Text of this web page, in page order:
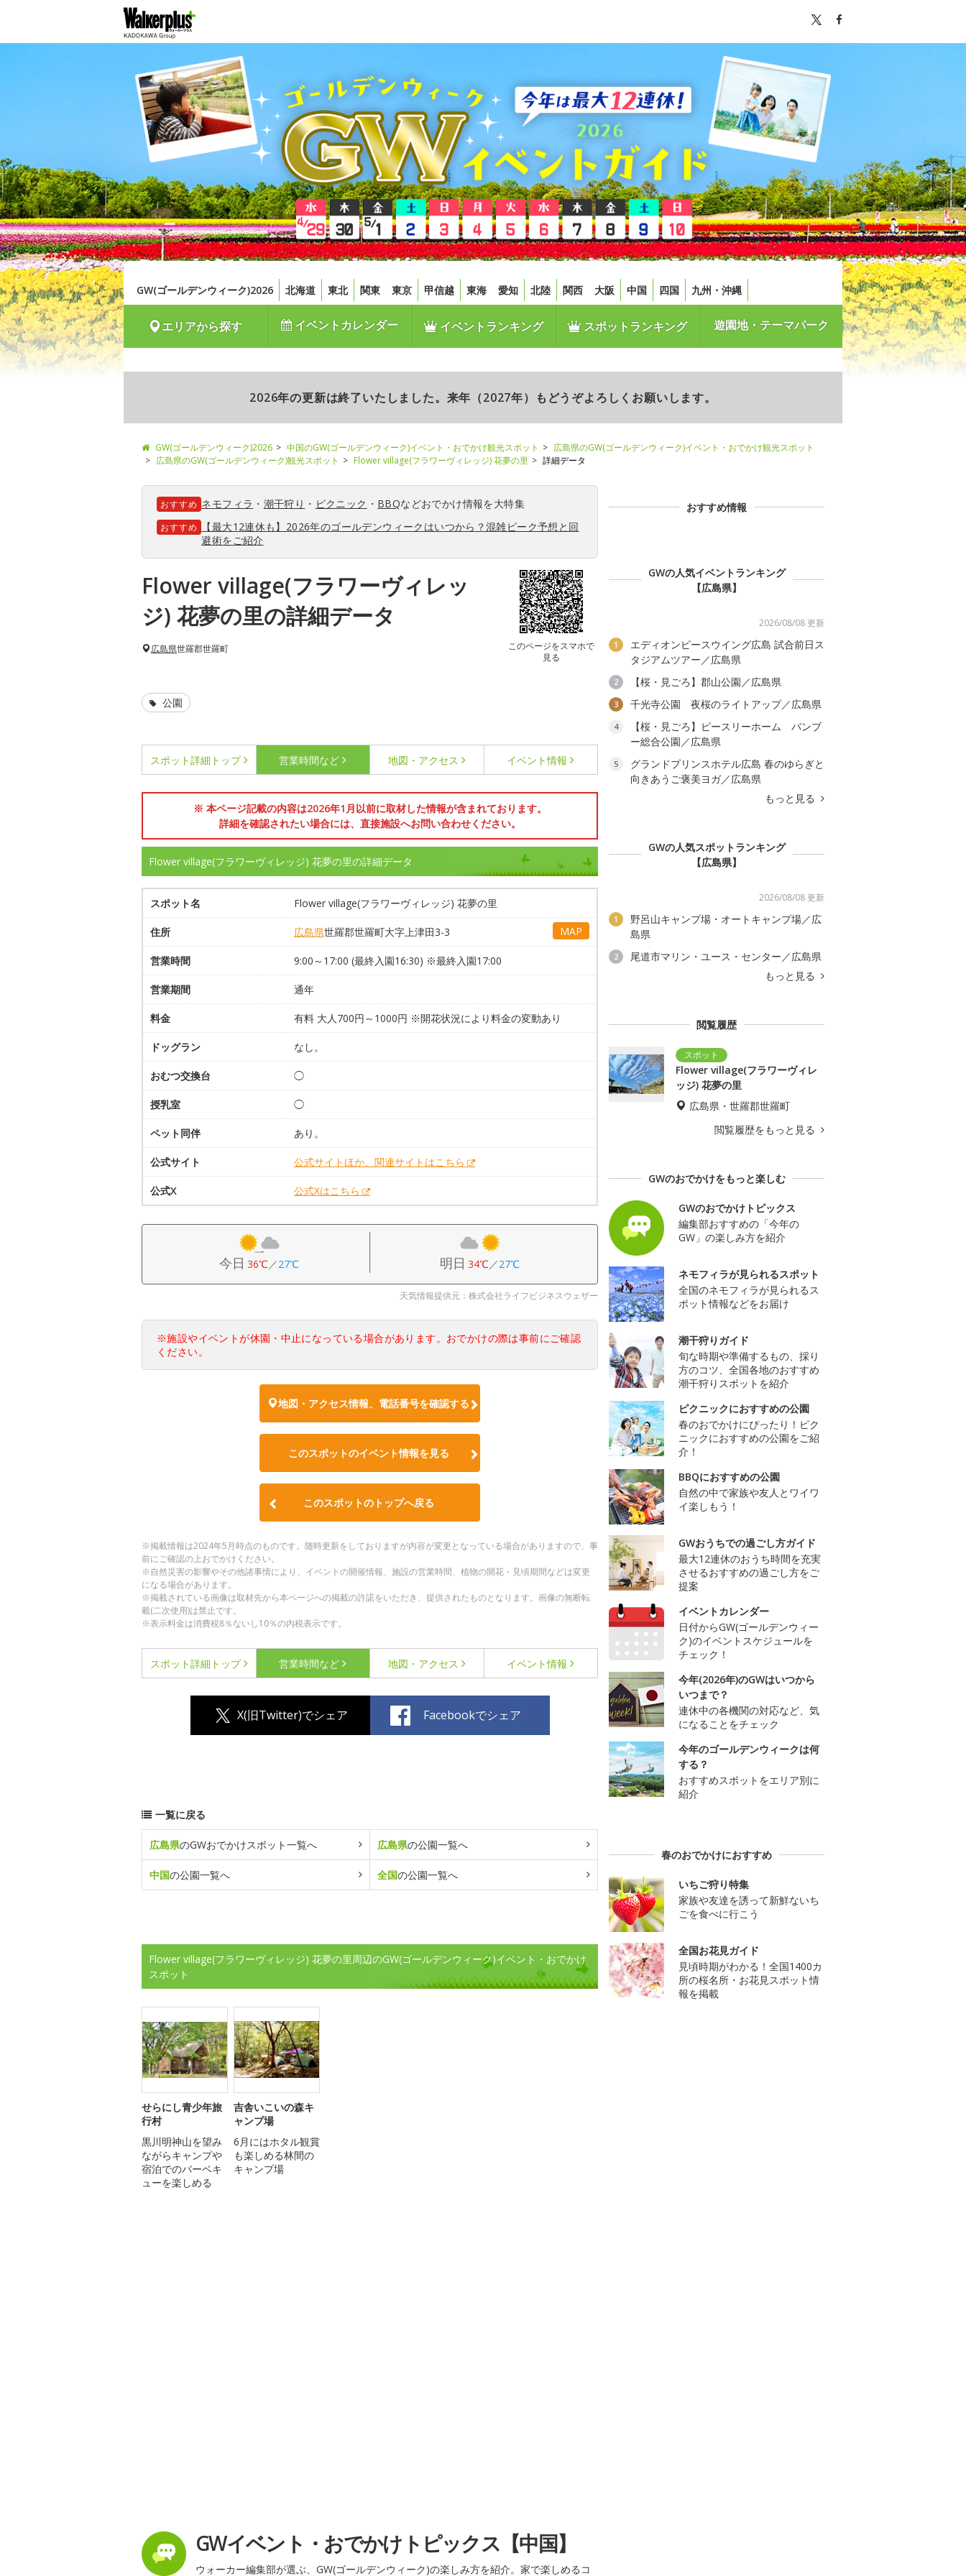
GW(ゴールデンウィーク)2026 北海道 東北 関東 東京 甲信越 東海 愛知 北陸 関西 大阪 中国 四国 九州・沖縄
エリアから探す イベントカレンダー イベントランキング スポットランキング 遊園地・テーマパーク
2026年の更新は終了いたしました。来年（2027年）もどうぞよろしくお願いします。
GW(ゴールデンウィーク)2026 中国のGW(ゴールデンウィーク)イベント・おでかけ観光スポット
広島県のGW(ゴールデンウィーク)イベント・おでかけ観光スポット
広島県のGW(ゴールデンウィーク)観光スポット
Flower village(フラワーヴィレッジ) 花夢の里 詳細データ
おすすめ ネモフィラ ・ 潮干狩り ・ ピクニック ・ BBQなどおでかけ情報を大特集
おすすめ
【最大12連休も】2026年のゴールデンウィークはいつから？混雑ピーク予想と回
避術をご紹介
Flower village(フラワーヴィレッ
ジ) 花夢の里の詳細データ
このページをスマホで
見る
広島県世羅郡世羅町
公園
スポット詳細 トップ 営業時間など 地図・アクセス イベント情報
※ 本ページ記載の内容は2026年1月以前に取材した情報が含まれております。
詳細を確認されたい場合には、直接施設へお問い合わせください。
Flower village(フラワーヴィレッジ) 花夢の里の詳細データ
スポット名 Flower village(フラワーヴィレッジ) 花夢の里
住所 広島県世羅郡世羅町大字上津田3-3 MAP
営業時間 9:00～17:00 (最終入園16:30) ※最終入園17:00
営業期間 通年
料金 有料 大人700円～1000円 ※開花状況により料金の変動あり
ドッグラン なし。
おむつ交換台 ◯
授乳室 ◯
ペット同伴 あり。
公式サイト 公式サイトほか、関連サイトはこちら
公式X 公式Xはこちら
今日 36℃／27℃ 明日 34℃／27℃
天気情報提供元：株式会社ライフビジネスウェザー
※施設やイベントが休園・中止になっている場合があります。おでかけの際は事前にご確認
ください。
地図・アクセス情報、電話番号を確認する
このスポットのイベント情報を見る
このスポットのトップへ戻る
※掲載情報は2024年5月時点のものです。随時更新をしておりますが内容が変更となっている場合がありますので、事
前にご確認の上おでかけください。
※自然災害の影響やその他諸事情により、イベントの開催情報、施設の営業時間、植物の開花・見頃期間などは変更
になる場合があります。
※掲載されている画像は取材先から本ページへの掲載の許諾をいただき、提供されたものとなります。画像の無断転
載(二次使用)は禁止です。
※表示料金は消費税8％ないし10％の内税表示です。
スポット詳細 トップ 営業時間など 地図・アクセス イベント情報
X(旧Twitter)でシェア Facebookでシェア
一覧に戻る
広島県のGWおでかけスポット一覧へ 広島県の公園一覧へ
中国の公園一覧へ 全国の公園一覧へ
Flower village(フラワーヴィレッジ) 花夢の里周辺のGW(ゴールデンウィーク)イベント・おでかけ
スポット
せらにし青少年旅
行村
黒川明神山を望み
ながらキャンプや
宿泊でのバーベキ
ューを楽しめる
吉舎いこいの森キ
ャンプ場
6月にはホタル観賞
も楽しめる林間の
キャンプ場
GWイベント・おでかけトピックス【中国】
ウォーカー編集部が選ぶ、GW(ゴールデンウィーク)の楽しみ方を紹介。家で楽しめるコ
おすすめ情報
GWの人気イベントランキング
【広島県】
2026/08/08 更新
1
エディオンピースウイング広島 試合前日ス
タジアムツアー／広島県
2 【桜・見ごろ】郡山公園／広島県
3 千光寺公園 夜桜のライトアップ／広島県
4
【桜・見ごろ】ピースリーホーム バンブ
ー総合公園／広島県
5
グランドプリンスホテル広島 春のゆらぎと
向きあうご褒美ヨガ／広島県
もっと見る
GWの人気スポットランキング
【広島県】
2026/08/08 更新
1
野呂山キャンプ場・オートキャンプ場／広
島県
2
尾道市マリン・ユース・センター／広島県
もっと見る
閲覧履歴
Flower village(フラワーヴィレ
ッジ) 花夢の里
広島県・世羅郡世羅町
閲覧履歴をもっと見る
GWのおでかけをもっと楽しむ
GWのおでかけトピックス
編集部おすすめの「今年の
GW」の楽しみ方を紹介
ネモフィラが見られるスポット
全国のネモフィラが見られるス
ポット情報などをお届け
潮干狩りガイド
旬な時期や準備するもの、採り
方のコツ、全国各地のおすすめ
潮干狩りスポットを紹介
ピクニックにおすすめの公園
春のおでかけにぴったり！ピク
ニックにおすすめの公園をご紹
介！
BBQにおすすめの公園
自然の中で家族や友人とワイワ
イ楽しもう！
GWおうちでの過ごし方ガイド
最大12連休のおうち時間を充実
させるおすすめの過ごし方をご
提案
イベントカレンダー
日付からGW(ゴールデンウィー
ク)のイベントスケジュールを
チェック！
今年(2026年)のGWはいつから
いつまで？
連休中の各機関の対応など、気
になることをチェック
今年のゴールデンウィークは何
する？
おすすめスポットをエリア別に
紹介
春のおでかけにおすすめ
いちご狩り特集
家族や友達を誘って新鮮ないち
ごを食べに行こう
全国お花見ガイド
見頃時期がわかる！全国1400カ
所の桜名所・お花見スポット情
報を掲載